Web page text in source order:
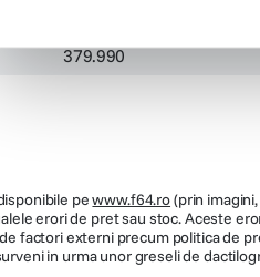
379.990
pewww.f64.ro(prin
erori de pret sau stoc. Aceste
factori externi precum politica de
in urma unor greseli de